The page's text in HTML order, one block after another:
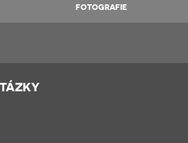
FOTOGRAFIE